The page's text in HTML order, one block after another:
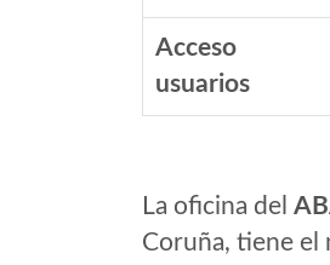
Acceso
usuarios
La oficina del
Coruña, tiene el